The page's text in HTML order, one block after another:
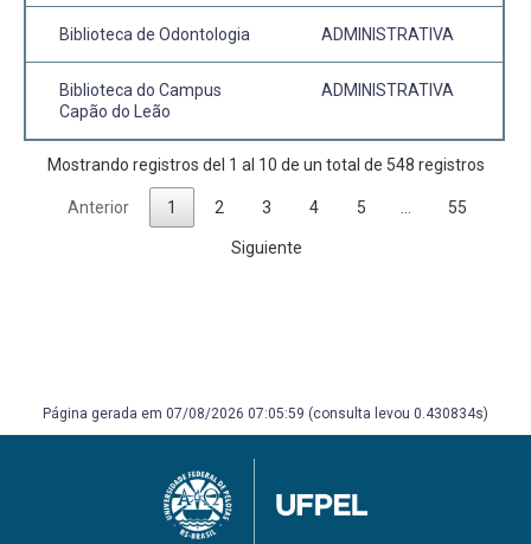
Biblioteca de Odontologia ADMINISTRATIVA
Biblioteca do Campus
Capão do Leão
ADMINISTRATIVA
Mostrando registros del 1 al 10 de un total de 548 registros
Anterior 1 2 3 4 5 55
Siguiente
Página gerada em 07/08/2026 07:05:59 (consulta levou 0.430834s)